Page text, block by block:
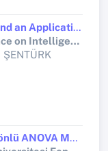
Fuzzy Post-Hoc Tests and an Application
International Conference on Intelligent and Fuzzy Systems (INFUS) 2025
Sezgisel Bulanık Tek-Yönlü ANOVA Modeli ve Bir Uygulama